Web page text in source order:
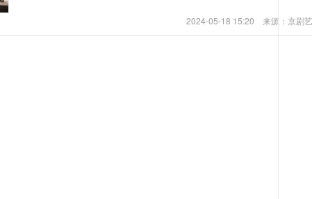
2024-05-18 15:20 来源：京剧